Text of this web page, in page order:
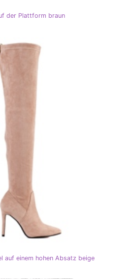
der Plattform braun
auf einem hohen Absatz beige